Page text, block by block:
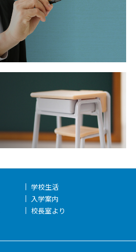
学校生活
入学案内
校長室より